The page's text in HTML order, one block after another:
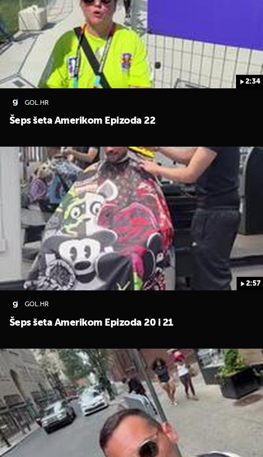
2:34
GOL.HR
Šeps šeta Amerikom Epizoda 22
2:57
GOL.HR
Šeps šeta Amerikom Epizoda 20 i 21